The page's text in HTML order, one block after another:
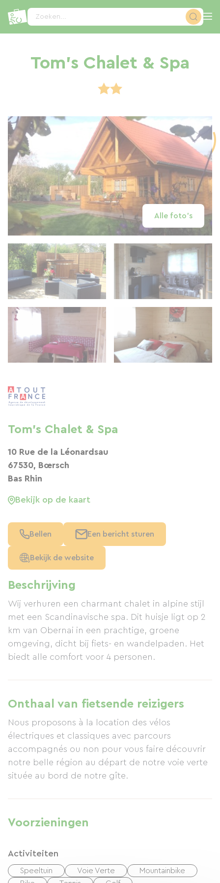
Zoeken...
Tom's Chalet & Spa
Alle foto's
Beschrijving
Wij verhuren een charmant chalet in alpine stijl
met een Scandinavische spa. Dit huisje ligt op 2
km van Obernai in een prachtige, groene
omgeving, dicht bij fiets- en wandelpaden. Het
biedt alle comfort voor 4 personen.
Onthaal van fietsende reizigers
Nous proposons à la location des vélos
électriques et classiques avec parcours
accompagnés ou non pour vous faire découvrir
notre belle région au départ de notre voie verte
située au bord de notre gîte.
Voorzieningen
Activiteiten
Speeltuin Voie Verte
Mountainbike
Tom's Chalet & Spa
10 Rue de la Léonardsau
67530, Bœrsch
Bas Rhin
Bekijk op de kaart
Bellen Een bericht sturen
Bekijk de website
Cookies beheer paneel